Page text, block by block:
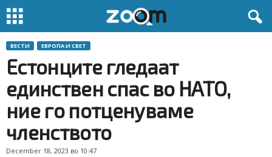
ВЕСТИ ЕВРОПА И СВЕТ
Естонците гледаат
единствен спас во НАТО,
ние го потценуваме
членството
December 18, 2023 во 10:47